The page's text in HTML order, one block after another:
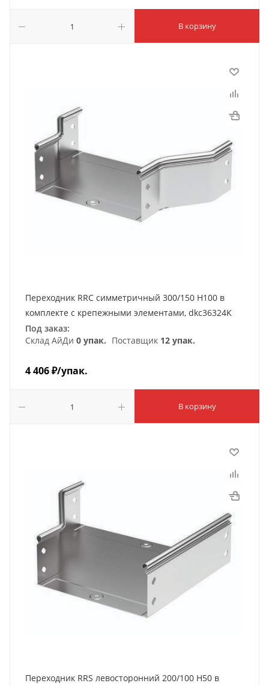
В корзину
Переходник RRC симметричный 300/150 H100 в
комплекте с крепежными элементами, dkc36324K
Под заказ:
Склад АйДи 0 упак. Поставщик 12 упак.
4 406₽/упак.
В корзину
Переходник RRS левосторонний 200/100 H50 в